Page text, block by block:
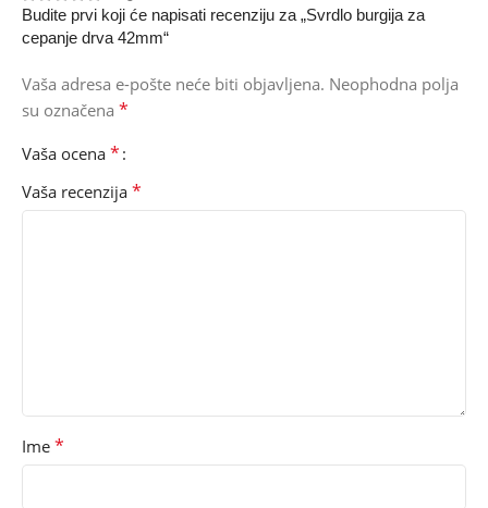
Budite prvi koji će napisati recenziju za „Svrdlo burgija za
cepanje drva 42mm“
Vaša adresa e-pošte neće biti objavljena. Neophodna polja
su označena *
Vaša ocena *
Vaša recenzija *
Ime *